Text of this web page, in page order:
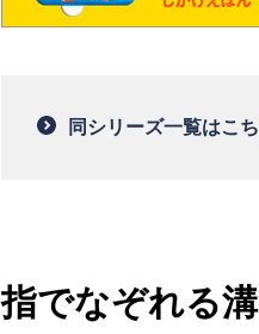
同シリーズ一覧はこ
指でなぞれる溝